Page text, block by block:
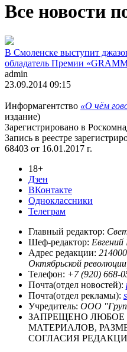
Все новости
В Смоленске выступит
обладатель Премии
admin
23.09.2014 09:15
Информагентство «О чём
издание)
Зарегистрировано в
Запись в реестре
68403 от 16.01.2017 г.
18+
Дзен
ВКонтакте
Одноклассники
Телеграм
Главный редактор:
Шеф-редактор:
Адрес редакции:
Октябрьской
Телефон: +7 (920) 668-
Почта(отдел новостей):
Почта(отдел рекламы):
Учредитель: ООО
ЗАПРЕЩЕНО ЛЮБОЕ
МАТЕРИАЛОВ,
СОГЛАСИЯ